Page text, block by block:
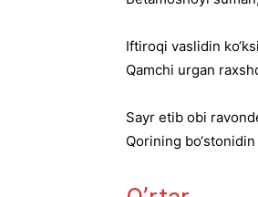
Iftiroqi vaslidin
Qamchi urgan
Sayr etib obi
Qorining